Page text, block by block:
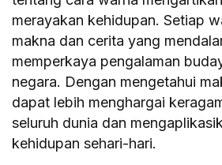
merayakan kehidupan. Setiap
makna dan cerita yang
memperkaya pengalaman
negara. Dengan mengetahui
dapat lebih menghargai
seluruh dunia dan
kehidupan sehari-hari.